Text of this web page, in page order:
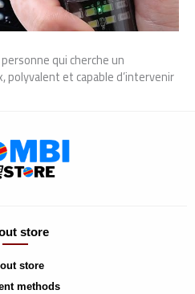
qui cherche un
et capable d’intervenir
store
store
methods